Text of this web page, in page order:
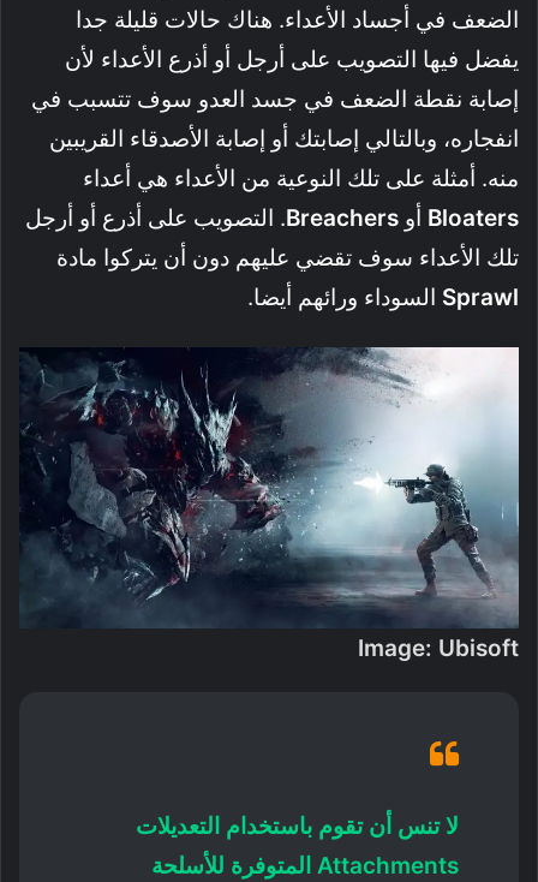
الضعف في أجساد الأعداء. هناك حالات قليلة جدا
يفضل فيها التصويب على أرجل أو أذرع الأعداء لأن
إصابة نقطة الضعف في جسد العدو سوف تتسبب في
انفجاره، وبالتالي إصابتك أو إصابة الأصدقاء القريبين
منه. أمثلة على تلك النوعية من الأعداء هي أعداء
Bloaters أو Breachers. التصويب على أذرع أو أرجل
تلك الأعداء سوف تقضي عليهم دون أن يتركوا مادة
Sprawl السوداء ورائهم أيضا.
Image: Ubisoft
لا تنس أن تقوم باستخدام التعديلات
Attachments المتوفرة للأسلحة